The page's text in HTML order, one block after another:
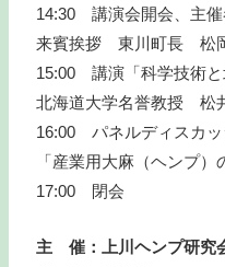
14:30 講演会開会、主催
来賓挨拶 東川町長 松
15:00 講演「科学技術と
北海道大学名誉教授 松
16:00 パネルディスカッ
「産業用大麻（ヘンプ）
17:00 閉会
主 催：上川ヘンプ研究